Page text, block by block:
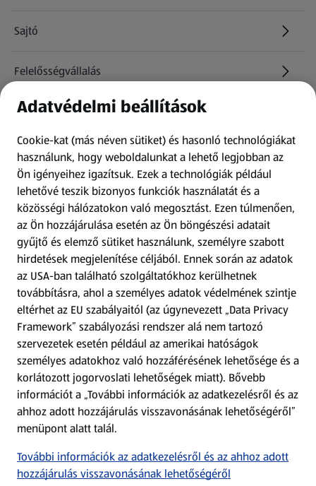
Sajtó
Felelősségvállalás
Információk
Kérdőív
Fizetési lehetőségek
ALDI utalványok
Árcsökkentés
Adattörlő alkalmazás
Szervizpont
(új oldalon nyílik meg)
Fedezz fel minket az interneten!
Töltsd le az ALDI Magyarország applikációt!
Adatvédelmi beállítások
Cookie-kat (más néven sütiket) és hasonló technológiákat
használunk, hogy weboldalunkat a lehető legjobban az
Ön igényeihez igazítsuk. Ezek a technológiák például
lehetővé teszik bizonyos funkciók használatát és a
közösségi hálózatokon való megosztást. Ezen túlmenően,
az Ön hozzájárulása esetén az Ön böngészési adatait
gyűjtő és elemző sütiket használunk, személyre szabott
hirdetések megjelenítése céljából. Ennek során az adatok
az USA-ban található szolgáltatókhoz kerülhetnek
továbbításra, ahol a személyes adatok védelmének szintje
eltérhet az EU szabályaitól (az úgynevezett „Data Privacy
Framework” szabályozási rendszer alá nem tartozó
szervezetek esetén például az amerikai hatóságok
személyes adatokhoz való hozzáférésének lehetősége és a
korlátozott jogorvoslati lehetőségek miatt). Bővebb
információt a „További információk az adatkezelésről és az
ahhoz adott hozzájárulás visszavonásának lehetőségéről”
menüpont alatt talál.
További információk az adatkezelésről és az ahhoz adott
hozzájárulás visszavonásának lehetőségéről